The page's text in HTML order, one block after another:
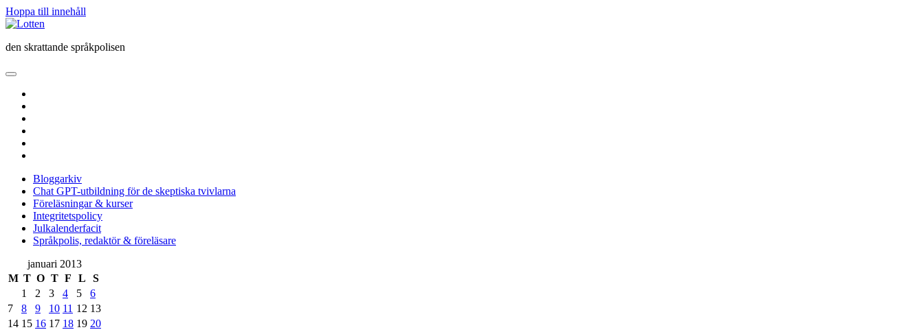
Hoppa till innehåll
Lotten
den skrattande språkpolisen
öppna
meny
Bloggarkiv
Chat GPT-utbildning för de skeptiska tvivlarna
Föreläsningar & kurser
Integritetspolicy
Julkalenderfacit
Språkpolis, redaktör & föreläsare
Sidopanel
januari 2013
M T O T F L
S
1
2 3 4 5
6
7
8 9 10 11 12 13
14 15 16 17 18 19 20